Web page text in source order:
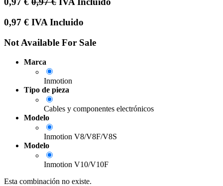
0,97 € IVA Incluido
Not Available For Sale
Marca
Inmotion
Tipo de pieza
Cables y componentes electrónicos
Modelo
Inmotion V8/V8F/V8S
Modelo
Inmotion V10/V10F
Esta combinación no existe.